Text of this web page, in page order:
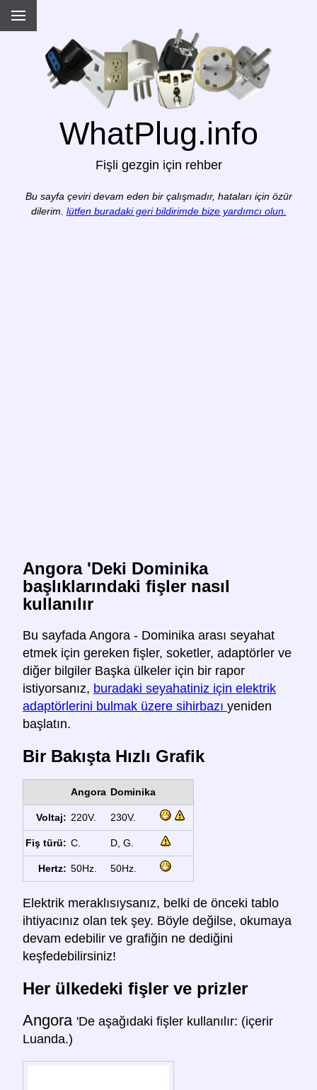
WhatPlug.info
Fişli gezgin için rehber
Bu sayfa çeviri devam eden bir çalışmadır, hataları için özür
dilerim. lütfen buradaki geri bildirimde bize yardımcı olun.
Angora 'Deki Dominika
başlıklarındaki fişler nasıl
kullanılır
Bu sayfada Angora - Dominika arası seyahat
etmek için gereken fişler, soketler, adaptörler ve
diğer bilgiler Başka ülkeler için bir rapor
istiyorsanız, buradaki seyahatiniz için elektrik
adaptörlerini bulmak üzere sihirbazı yeniden
başlatın.
Bir Bakışta Hızlı Grafik
Angora Dominika
Voltaj: 220V. 230V.
Fiş türü: C. D, G.
Hertz: 50Hz. 50Hz.
Elektrik meraklısıysanız, belki de önceki tablo
ihtiyacınız olan tek şey. Böyle değilse, okumaya
devam edebilir ve grafiğin ne dediğini
keşfedebilirsiniz!
Her ülkedeki fişler ve prizler
Angora 'De aşağıdaki fişler kullanılır: (içerir
Luanda.)